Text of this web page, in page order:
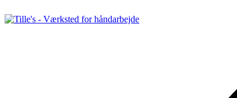
til